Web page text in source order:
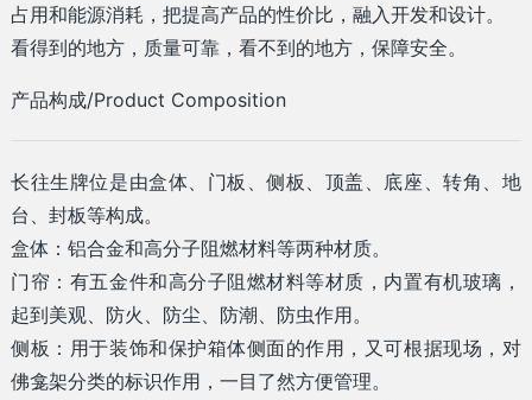
占用和能源消耗，把提高产品的性价比，融入开发和设计。
看得到的地方，质量可靠，看不到的地方，保障安全。
产品构成/Product Composition
长往生牌位是由盒体、门板、侧板、顶盖、底座、转角、地
台、封板等构成。
盒体：铝合金和高分子阻燃材料等两种材质。
门帘：有五金件和高分子阻燃材料等材质，内置有机玻璃，
起到美观、防火、防尘、防潮、防虫作用。
侧板：用于装饰和保护箱体侧面的作用，又可根据现场，对
佛龛架分类的标识作用，一目了然方便管理。